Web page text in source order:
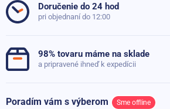
Rozsah obvodu pasu 75 - 80 cm
Obvod do 80
Doručenie do 24 hod
pri objednaní do 12:00
98% tovaru máme na sklade
a pripravené ihneď k expedícii
Poradím vám s výberom Sme offline